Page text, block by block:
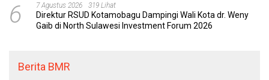
6 7 Agustus 2026 319 Lihat
Direktur RSUD Kotamobagu Dampingi Wali Kota dr. Weny
Gaib di North Sulawesi Investment Forum 2026
Berita BMR